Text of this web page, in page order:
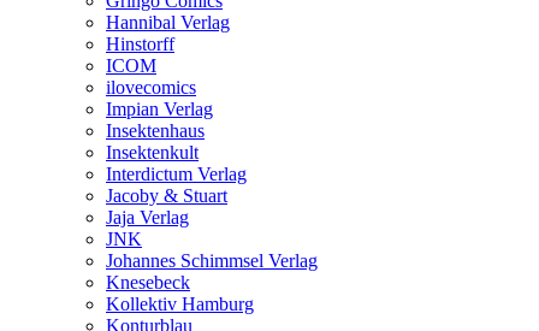
Hannibal Verlag
Hinstorff
ICOM
ilovecomics
Impian Verlag
Insektenhaus
Insektenkult
Interdictum Verlag
Jacoby & Stuart
Jaja Verlag
JNK
Johannes Schimmsel Verlag
Knesebeck
Kollektiv Hamburg
Konturblau